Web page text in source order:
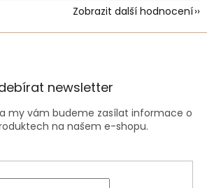
Zobrazit další hodnocení
newsletter
my vám budeme zasílat informace o
na našem e-shopu.